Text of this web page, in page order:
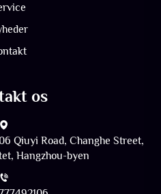
os
Qiuyi Road, Changhe Street,
Hangzhou-byen